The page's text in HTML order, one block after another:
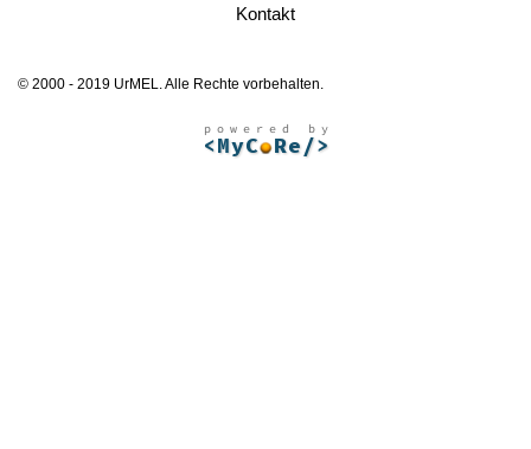
Kontakt
© 2000 - 2019 UrMEL. Alle Rechte vorbehalten.